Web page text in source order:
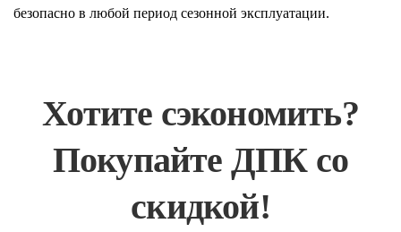
безопасно в любой период сезонной эксплуатации.
Хотите сэкономить?
Покупайте ДПК со
скидкой!